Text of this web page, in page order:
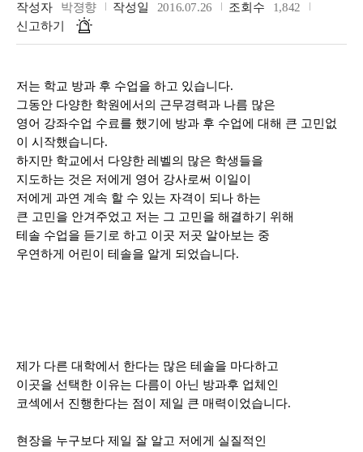
작성자 박졍향 작성일 2016.07.26 조회수
1,842
신고하기
저는 학교 방과 후 수업을 하고 있습니다.
그동안 다양한 학원에서의 근무경력과 나름 많은
영어 강좌수업 수료를 했기에 방과 후 수업에 대해 큰 고민없
이 시작했습니다.
하지만 학교에서 다양한 레벨의 많은 학생들을
지도하는 것은 저에게 영어 강사로써 이일이
저에게 과연 계속 할 수 있는 자격이 되나 하는
큰 고민을 안겨주었고 저는 그 고민을 해결하기 위해
테솔 수업을 듣기로 하고 이곳 저곳 알아보는 중
우연하게 어린이 테솔을 알게 되었습니다.
제가 다른 대학에서 한다는 많은 테솔을 마다하고
이곳을 선택한 이유는 다름이 아닌 방과후 업체인
코섹에서 진행한다는 점이 제일 큰 매력이었습니다.
현장을 누구보다 제일 잘 알고 저에게 실질적인